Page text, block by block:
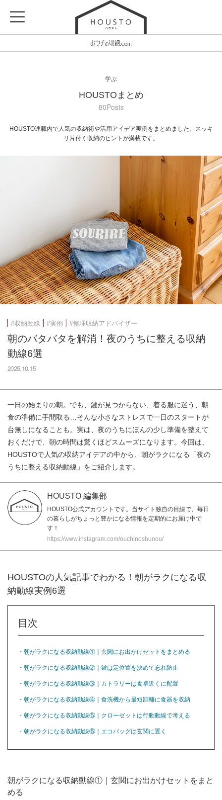
学ぶ
HOUSTOまとめ
80Posts
HOUSTO連載内で人気の収納術や活用アイデア実例をまとめました。スッキ
リ片付く収納のヒントが満載です。
#収納動線 #実例 #整理収納アドバイザー
朝のバタバタを解消！夜のうちに整える収納
動線6選
2025.10.15
一日の始まりの朝。でも、鍵が見つからない、着る服に迷う、朝
食の準備に手間取る…そんな小さなストレスで一日のスタートが
台無しになることも。実は、夜のうちにほんの少し準備を整えて
おくだけで、朝の時間は驚くほどスムーズになります。今回は、
HOUSTOで人気の収納アイデアの中から、朝がラクになる「夜の
うちに整える収納動線」をご紹介します。
HOUSTO 編集部
HOUSTO公式アカウントです。当サイト独自の目線で、毎日
の暮らしがちょっと豊かになる情報を定期的にお届け中で
す！
https://www.instagram.com/ouchinoshunou/
HOUSTOの人気記事でわかる！朝がラクになる収
納動線実例6選
目次
・ 朝がラクになる収納動線①｜玄関にお出かけセットをまとめる
・ 朝がラクになる収納動線②｜鍵は定位置を決めて忘れ防止
・ 朝がラクになる収納動線③｜カトラリーは食卓近くに配置
・ 朝がラクになる収納動線④｜食洗機から最短距離に食器を収納
・ 朝がラクになる収納動線⑤｜クローゼットは行動動線で考える
・ 朝がラクになる収納動線⑥｜エコバッグは玄関に置く
朝がラクになる収納動線①｜玄関にお出かけセットをまと
める